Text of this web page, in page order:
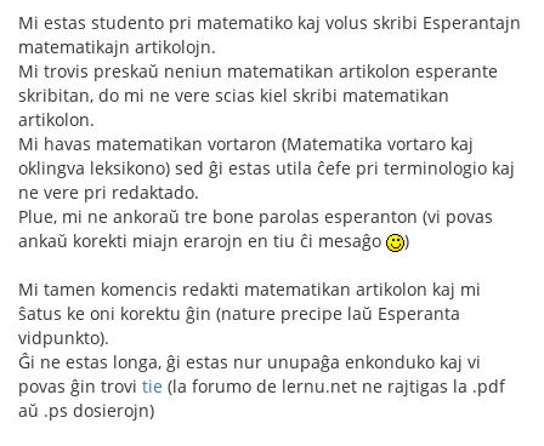
Mi estas studento pri matematiko kaj volus skribi Esperantajn
matematikajn artikolojn.
Mi trovis preskaŭ neniun matematikan artikolon esperante
skribitan, do mi ne vere scias kiel skribi matematikan
artikolon.
Mi havas matematikan vortaron (Matematika vortaro kaj
oklingva leksikono) sed ĝi estas utila ĉefe pri terminologio kaj
ne vere pri redaktado.
Plue, mi ne ankoraŭ tre bone parolas esperanton (vi povas
ankaŭ korekti miajn erarojn en tiu ĉi mesaĝo
)
Mi tamen komencis redakti matematikan artikolon kaj mi
ŝatus ke oni korektu ĝin (nature precipe laŭ Esperanta
vidpunkto).
Ĝi ne estas longa, ĝi estas nur unupaĝa enkonduko kaj vi
povas ĝin trovi tie (la forumo de lernu.net ne rajtigas la .pdf
aŭ .ps dosierojn)